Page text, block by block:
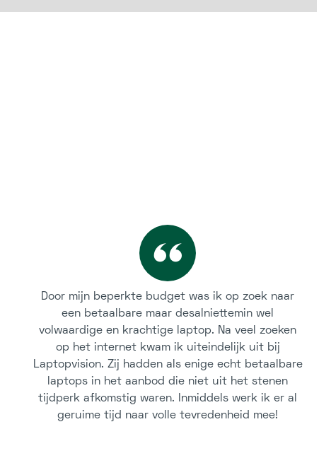
Door mijn beperkte budget was ik op zoek naar
een betaalbare maar desalniettemin wel
volwaardige en krachtige laptop. Na veel zoeken
op het internet kwam ik uiteindelijk uit bij
Laptopvision. Zij hadden als enige echt betaalbare
laptops in het aanbod die niet uit het stenen
tijdperk afkomstig waren. Inmiddels werk ik er al
geruime tijd naar volle tevredenheid mee!